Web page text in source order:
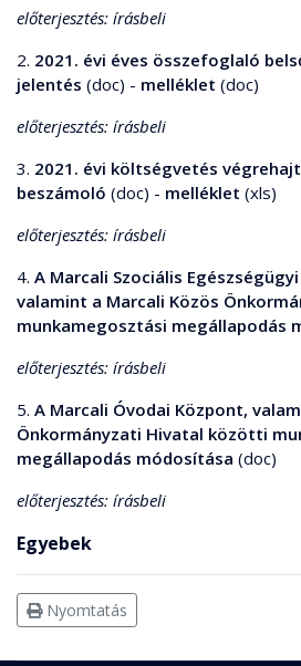
előterjesztés: írásbeli
2. 2021. évi éves összefoglaló
jelentés (doc) - melléklet (doc)
előterjesztés: írásbeli
3. 2021. évi költségvetés
beszámoló (doc) - melléklet (xls)
előterjesztés: írásbeli
4. A Marcali Szociális
valamint a Marcali Közös
munkamegosztási megállapodás
előterjesztés: írásbeli
5. A Marcali Óvodai Központ,
Önkormányzati Hivatal közötti
megállapodás módosítása (doc)
előterjesztés: írásbeli
Egyebek
Nyomtatás